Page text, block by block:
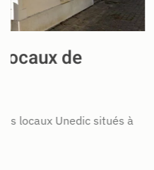
Bureaux de
rénovation au
Saumur
Bureaux de 220 m²